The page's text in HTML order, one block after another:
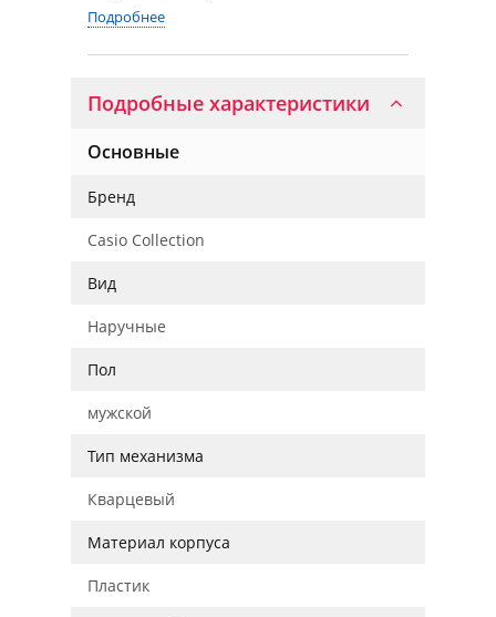
Подробнее
Подробные характеристики
Основные
Бренд
Casio Collection
Вид
Наручные
Пол
мужской
Тип механизма
Кварцевый
Материал корпуса
Пластик